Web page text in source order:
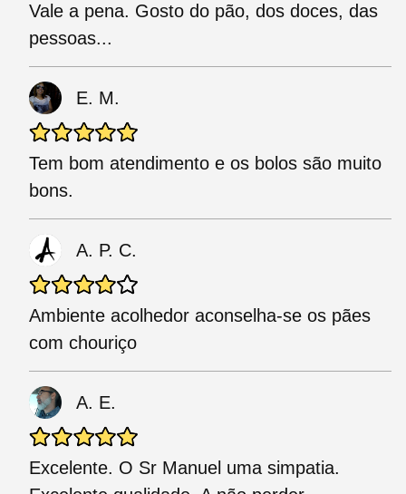
Vale a pena. Gosto do pão, dos doces, das
pessoas...
E. M.
Tem bom atendimento e os bolos são muito
bons.
A. P. C.
Ambiente acolhedor aconselha-se os pães
com chouriço
A. E.
Excelente. O Sr Manuel uma simpatia.